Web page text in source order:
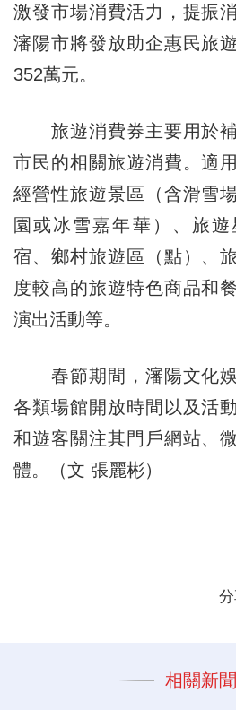
激發市場消費活力，提振
瀋陽市將發放助企惠民旅
352萬元。
旅遊消費券主要用於補
市民的相關旅遊消費。適
經營性旅遊景區（含滑雪
園或冰雪嘉年華）、旅
宿、鄉村旅遊區（點）、
度較高的旅遊特色商品和
演出活動等。
春節期間，瀋陽文化娛
各類場館開放時間以及活
和遊客關注其門戶網站、
體。（文 張麗彬）
分
相關新聞